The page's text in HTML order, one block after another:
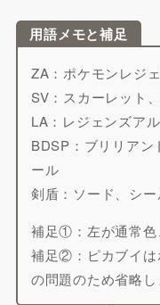
用語メモと補足
ZA：ポケモンレジ
SV：スカーレット
LA：レジェンズア
BDSP：ブリリアン
ール
剣盾：ソード、シー
補足①：左が通常色
補足②：ピカブイは
の問題のため省略し